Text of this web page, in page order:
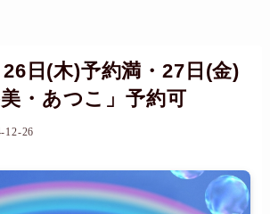
日(木)予約満・27日(金)
美・あつこ」予約可
12-26